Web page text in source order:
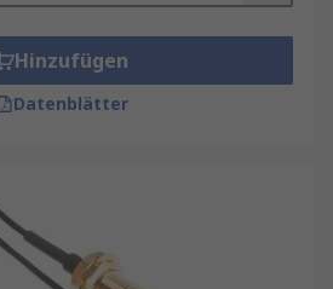
Hinzufügen
Datenblätter